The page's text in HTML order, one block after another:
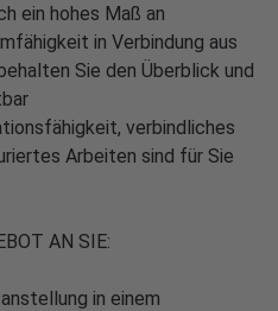
ein hohes Maß an
in Verbindung aus
Sie den Überblick und
verbindliches
Arbeiten sind für Sie
AN SIE:
in einem